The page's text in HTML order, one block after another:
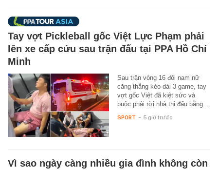
Tay vợt Pickleball gốc Việt Lực Phạm phải
lên xe cấp cứu sau trận đấu tại PPA Hồ Chí
Minh
Sau trận vòng 16 đôi nam nữ
căng thẳng kéo dài 3 game, tay
vợt gốc Việt đã kiệt sức và
buộc phải rời nhà thi đấu bằng…
SPORT - 5 giờ trước
Vì sao ngày càng nhiều gia đình không còn